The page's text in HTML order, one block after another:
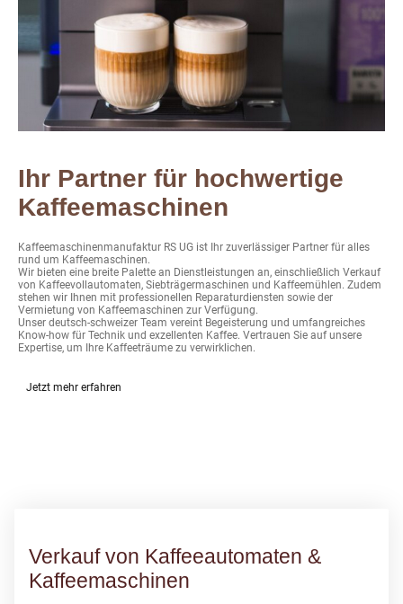
Ihr Partner für hochwertige
Kaffeemaschinen
Kaffeemaschinenmanufaktur RS UG ist Ihr zuverlässiger Partner für alles
rund um Kaffeemaschinen.
Wir bieten eine breite Palette an Dienstleistungen an, einschließlich Verkauf
von Kaffeevollautomaten, Siebträgermaschinen und Kaffeemühlen. Zudem
stehen wir Ihnen mit professionellen Reparaturdiensten sowie der
Vermietung von Kaffeemaschinen zur Verfügung.
Unser deutsch-schweizer Team vereint Begeisterung und umfangreiches
Know-how für Technik und exzellenten Kaffee. Vertrauen Sie auf unsere
Expertise, um Ihre Kaffeeträume zu verwirklichen.
Jetzt mehr erfahren
Verkauf von Kaffeeautomaten &
Kaffeemaschinen